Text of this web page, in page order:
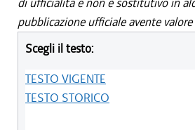
pubblicazione ufficiale avente valore
Scegli il testo:
TESTO VIGENTE
TESTO STORICO